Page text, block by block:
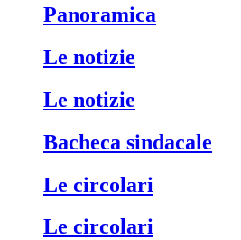
Panoramica
Le notizie
Le notizie
Bacheca sindacale
Le circolari
Le circolari